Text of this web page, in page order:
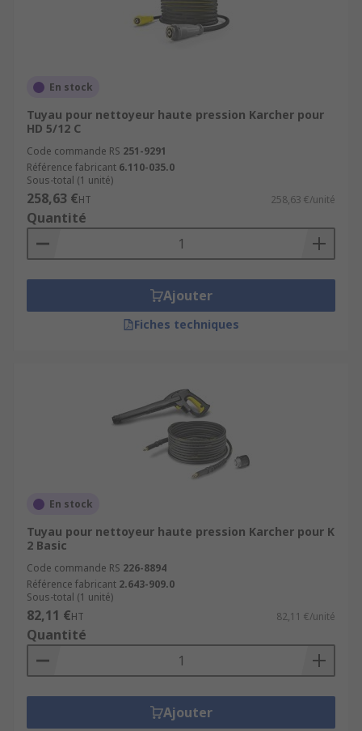
En stock
Tuyau pour nettoyeur haute pression Karcher pour
HD 5/12 C
Code commande RS 251-9291
Référence fabricant 6.110-035.0
Sous-total (1 unité)
258,63 €HT 258,63 €/unité
Quantité
Ajouter
Fiches techniques
En stock
Tuyau pour nettoyeur haute pression Karcher pour K
2 Basic
Code commande RS 226-8894
Référence fabricant 2.643-909.0
Sous-total (1 unité)
82,11 €HT 82,11 €/unité
Quantité
Ajouter